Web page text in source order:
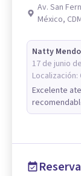
Av. San
México,
Natty
17 de junio
Localización:
Excelente